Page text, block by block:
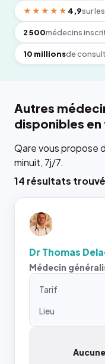
★★★★★ 4,9sur
2 500médecins
10 millionsde
Autres
disponibles
Qare vous propose
minuit, 7j/7.
14 résultats
Dr Thomas
Médecin
Tarif
Lieu